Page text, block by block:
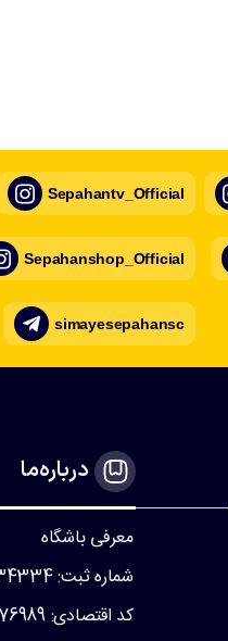
Sepahantv_Official
Sepahanshop_Official
simayesepahansc
درباره‌ما
معرفی باشگاه
شماره ثبت: 34334
کد اقتصادی: 411347676989